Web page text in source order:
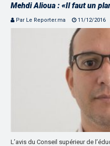
Mehdi Alioua : «Il faut un
Par Le Reporter.ma 11/12/2016
L’avis du Conseil supérieur de